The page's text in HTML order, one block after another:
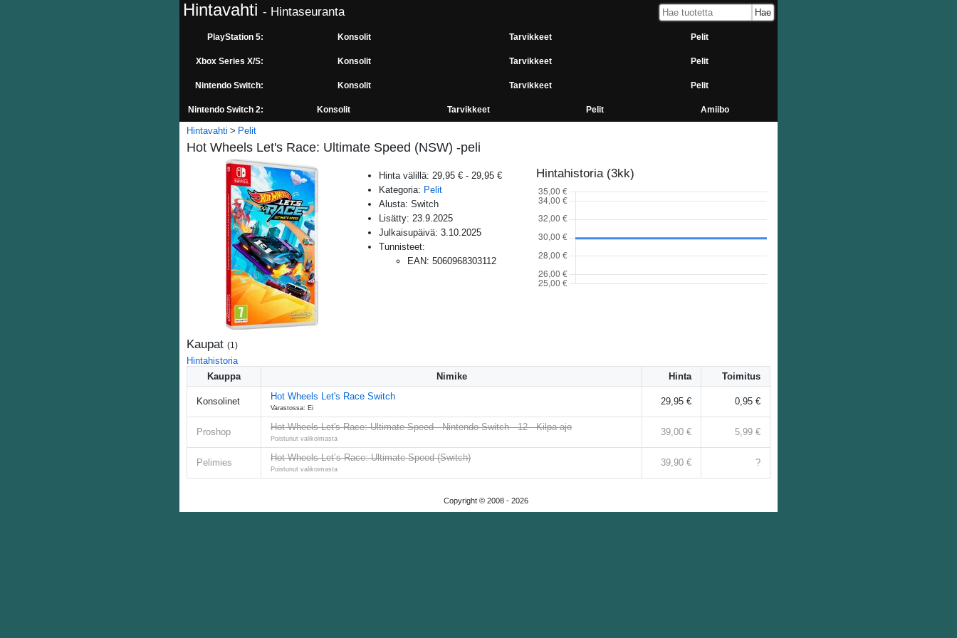
Hintavahti - Hintaseuranta
PlayStation 5: Konsolit Tarvikkeet Pelit
Xbox Series X/S: Konsolit Tarvikkeet Pelit
Nintendo Switch: Konsolit Tarvikkeet Pelit
Nintendo Switch 2: Konsolit Tarvikkeet Pelit Amiibo
Hintavahti Pelit
Hot Wheels Let's Race: Ultimate Speed (NSW) -peli
Hinta välillä: 29,95 € - 29,95 €
Kategoria: Pelit
Alusta: Switch
Lisätty: 23.9.2025
Julkaisupäivä: 3.10.2025
Tunnisteet:
EAN: 5060968303112
Hintahistoria (3kk)
Kaupat (1 )
Hintahistoria
Kauppa
Nimike Hinta Toimitus
Konsolinet Hot Wheels Let's Race Switch
Varastossa: Ei
29,95 € 0,95 €
Proshop Hot Wheels Let's Race: Ultimate Speed - Nintendo Switch - 12 - Kilpa-ajo
Poistunut valikoimasta
39,00 € 5,99 €
Pelimies Hot Wheels Let’s Race: Ultimate Speed (Switch)
Poistunut valikoimasta
39,90 € ?
Copyright © 2008 - 2026